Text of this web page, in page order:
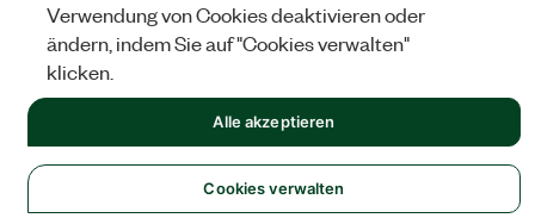
verwalten
©NATIONAL INSTRUMENTS CORP. ALLE RECHTE VORBEHALTEN.
Verwendung von Cookies deaktivieren oder
ändern, indem Sie auf "Cookies verwalten"
klicken.
Cookies verwalten
Alle akzeptieren